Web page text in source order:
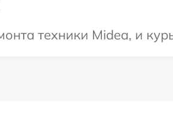
техники Midea, и